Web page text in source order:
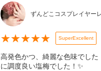
ずんどこコスプレイヤー
★★★★★ SuperExcellent
高発色かつ、綺麗な色味でし
に調度良い塩梅でした！✨